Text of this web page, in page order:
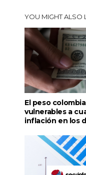
YOU MIGHT ALSO
El peso
vulnerables a
inflación en los